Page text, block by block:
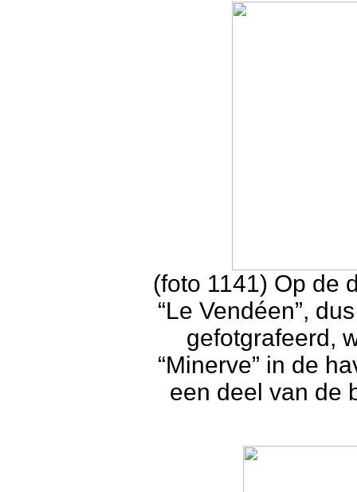
(foto 1141) Op de
“Le Vendéen”,
gefotgrafeerd,
“Minerve” in de
een deel van de